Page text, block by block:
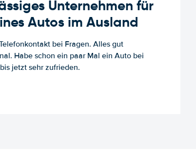
Unternehmen für
Autos im Ausland
bei Fragen. Alles gut
Habe schon ein paar Mal ein Auto bei
jetzt sehr zufrieden.